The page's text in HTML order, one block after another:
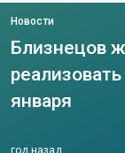
Новости
Близнецов
января